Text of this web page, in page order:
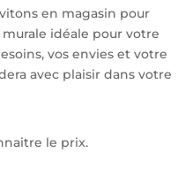
en magasin pour
idéale pour votre
vos envies et votre
avec plaisir dans votre
le prix.